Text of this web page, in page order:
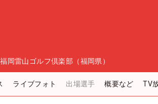
福岡雷山ゴルフ倶楽部（福岡県）
ライブフォト 出場選手 概要など TV